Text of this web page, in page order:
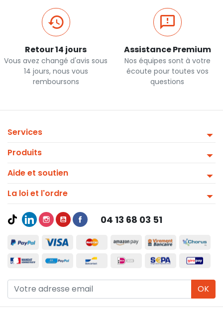
Retour 14 jours
Vous avez changé d'avis sous
14 jours, nous vous
remboursons
Assistance Premium
Nos équipes sont à votre
écoute pour toutes vos
questions
Services
Produits
Aide et soutien
La loi et l'ordre
04 13 68 03 51
OK